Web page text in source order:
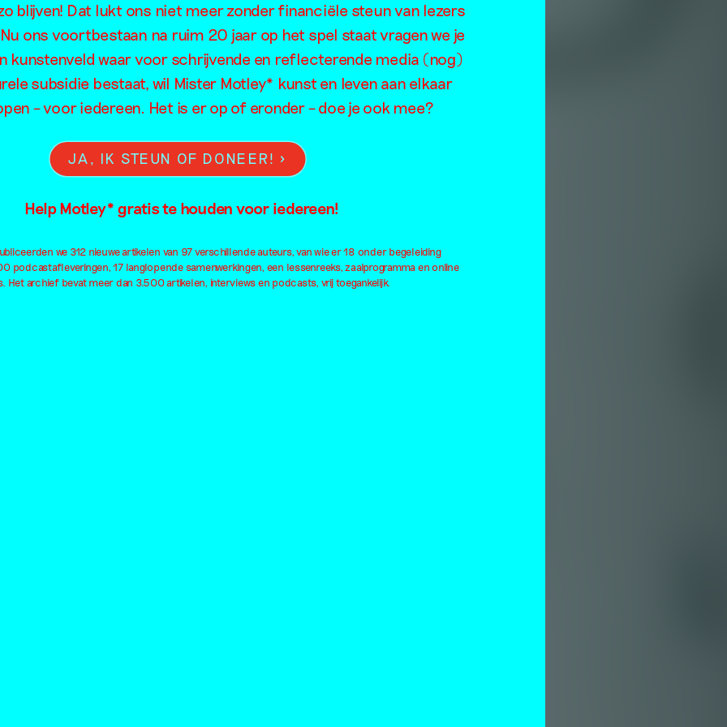
blijven! Dat lukt ons niet meer zonder financiële steun van lezers
ons voortbestaan na ruim 20 jaar op het spel staat vragen we je
kunstenveld waar voor schrijvende en reflecterende media (nog)
subsidie bestaat, wil Mister Motley* kunst en leven aan elkaar
– voor iedereen. Het is er op of eronder – doe je ook mee?
JA, IK STEUN OF DONEER!
Help Motley* gratis te houden voor iedereen!
we 312 nieuwe artikelen van 97 verschillende auteurs, van wie er 18 onder begeleiding
podcastafleveringen, 17 langlopende samenwerkingen, een lessenreeks, zaalprogramma en online
Het archief bevat meer dan 3.500 artikelen, interviews en podcasts, vrij toegankelijk.
van Kees
Weeda